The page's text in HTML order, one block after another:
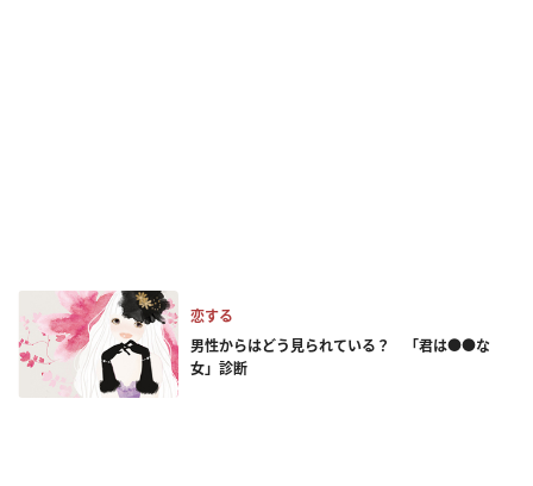
恋する
男性からはどう見られている？ 「君は●●な
女」診断